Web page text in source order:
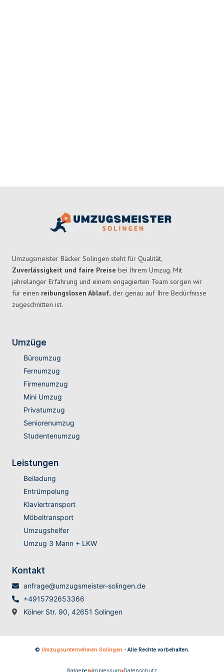
Umzugsmeister Bäcker Solingen steht für Qualität,
Zuverlässigkeit und faire Preise bei Ihrem Umzug. Mit
jahrelanger Erfahrung und einem engagierten Team sorgen wir
für einen reibungslosen Ablauf, der genau auf Ihre Bedürfnisse
zugeschnitten ist.
Umzüge
Büroumzug
Fernumzug
Firmenumzug
Mini Umzug
Privatumzug
Seniorenumzug
Studentenumzug
Leistungen
Beiladung
Entrümpelung
Klaviertransport
Möbeltransport
Umzugshelfer
Umzug 3 Mann + LKW
Kontakt
anfrage@umzugsmeister-solingen.de
+4915792653366
Kölner Str. 90, 42651 Solingen
© Umzugsunternehmen Solingen - Alle Rechte vorbehalten.